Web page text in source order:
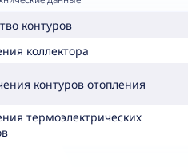
контуров
коллектора
контуров отопления
термоэлектрических